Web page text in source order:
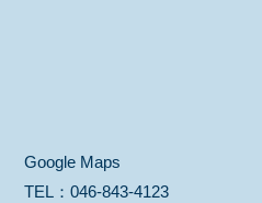
Google Maps
TEL：046-843-4123